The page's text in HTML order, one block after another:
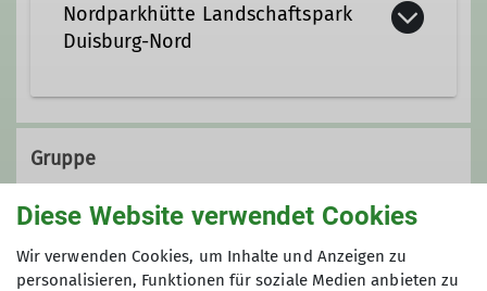
Nordparkhütte Landschaftspark
Duisburg-Nord
Emscherstraße 71
Gruppe
Alpine Wandergruppe
Diese Website verwendet Cookies
Wir verwenden Cookies, um Inhalte und Anzeigen zu
personalisieren, Funktionen für soziale Medien anbieten zu